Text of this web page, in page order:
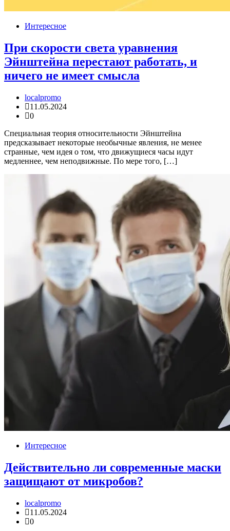
Интересное
При скорости света уравнения
Эйнштейна перестают работать, и
ничего не имеет смысла
localpromo
11.05.2024
0
Специальная теория относительности Эйнштейна
предсказывает некоторые необычные явления, не менее
странные, чем идея о том, что движущиеся часы идут
медленнее, чем неподвижные. По мере того, […]
Интересное
Действительно ли современные маски
защищают от микробов?
localpromo
11.05.2024
0